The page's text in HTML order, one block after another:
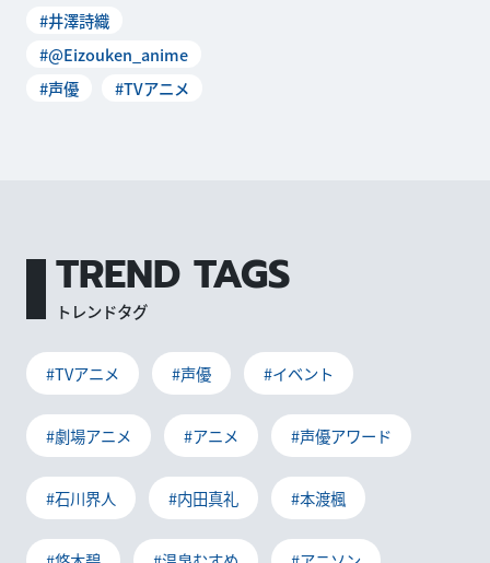
#井澤詩織
#@Eizouken_anime
#声優
#TVアニメ
TREND TAGS
トレンドタグ
#TVアニメ #声優 #イベント
#劇場アニメ #アニメ #声優アワード
#石川界人 #内田真礼 #本渡楓